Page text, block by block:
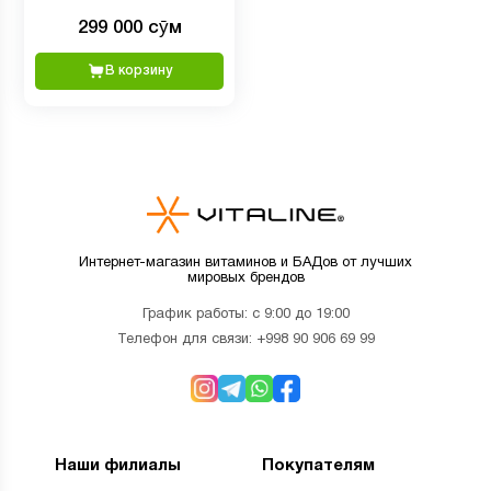
299 000 сӯм
В корзину
Интернет-магазин витаминов и БАДов от лучших
мировых брендов
График работы: с 9:00 до 19:00
Телефон для связи: +998 90 906 69 99
Наши филиалы Покупателям